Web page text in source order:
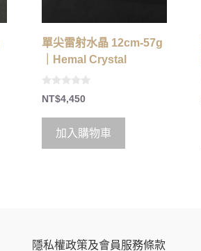
單尖雷射水晶 12cm-57g
｜Hemal Crystal
0
o
t
5
NT$4,450
加入購物車
隱私權政策及會員服務條款